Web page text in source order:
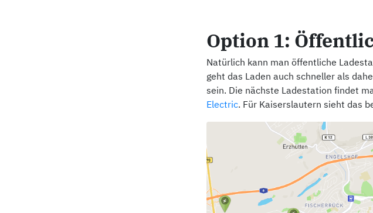
Option 1:
Natürlich kann man öffentliche
geht das Laden auch schneller als
sein. Die nächste Ladestation findet
Electric. Für Kaiserslautern sieht das